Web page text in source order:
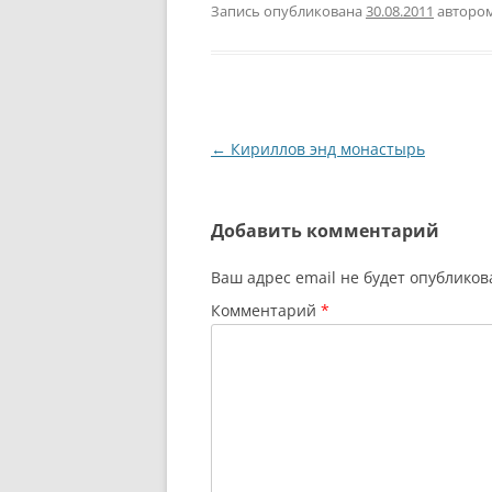
выводы для самого себя.
Запись опубликована 30.08.2011
Навигация
← Кириллов энд монастырь
Добавить комментарий
Ваш адрес email не будет
Комментарий *